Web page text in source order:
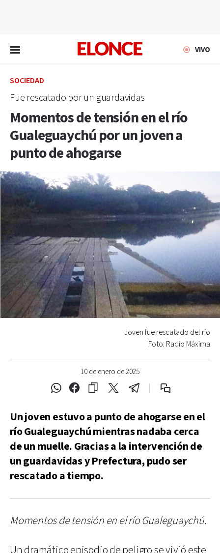
VIVO
SOCIEDAD
Fue rescatado por un guardavidas
Momentos de tensión en el río
Gualeguaychú por un joven a
punto de ahogarse
10 de enero de 2025
Joven fue rescatado del río
Foto: Radio Máxima
Un joven estuvo a punto de ahogarse en el
río Gualeguaychú mientras nadaba cerca
de un muelle. Gracias a la intervención de
un guardavidas y Prefectura, pudo ser
rescatado a tiempo.
Momentos de tensión en el río Gualeguaychú.
Un dramático episodio de peligro se vivió este